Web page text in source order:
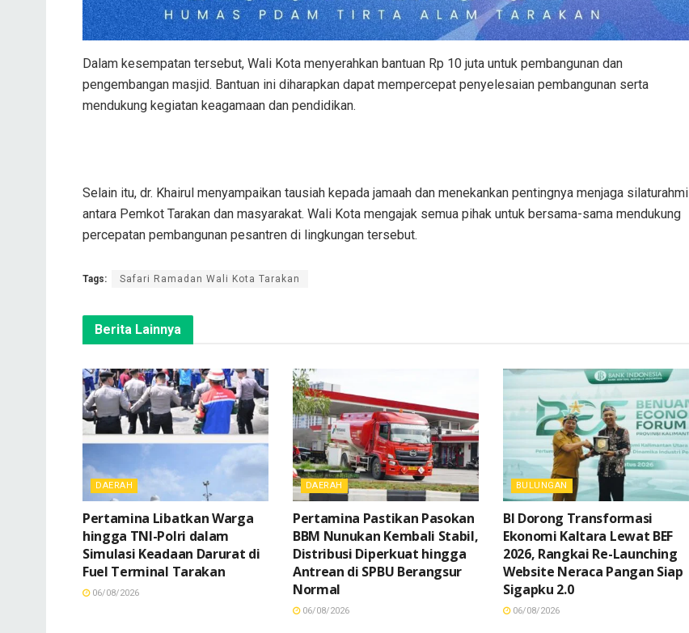
Dalam kesempatan tersebut, Wali Kota menyerahkan bantuan Rp 10 juta untuk pembangunan dan
pengembangan masjid. Bantuan ini diharapkan dapat mempercepat penyelesaian pembangunan serta
mendukung kegiatan keagamaan dan pendidikan.
Selain itu, dr. Khairul menyampaikan tausiah kepada jamaah dan menekankan pentingnya menjaga silaturahmi
antara Pemkot Tarakan dan masyarakat. Wali Kota mengajak semua pihak untuk bersama-sama mendukung
percepatan pembangunan pesantren di lingkungan tersebut.
Tags: Safari Ramadan Wali Kota Tarakan
Berita Lainnya
DAERAH
Pertamina Libatkan Warga
hingga TNI-Polri dalam
Simulasi Keadaan Darurat di
Fuel Terminal Tarakan
06/08/2026
DAERAH
Pertamina Pastikan Pasokan
BBM Nunukan Kembali Stabil,
Distribusi Diperkuat hingga
Antrean di SPBU Berangsur
Normal
06/08/2026
BULUNGAN
BI Dorong Transformasi
Ekonomi Kaltara Lewat BEF
2026, Rangkai Re-Launching
Website Neraca Pangan Siap
Sigapku 2.0
06/08/2026